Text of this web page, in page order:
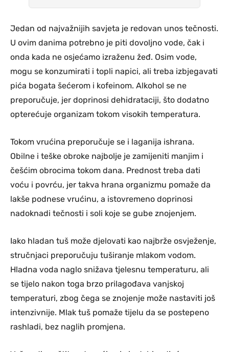
Jedan od najvažnijih savjeta je redovan unos tečnosti.
U ovim danima potrebno je piti dovoljno vode, čak i
onda kada ne osjećamo izraženu žeđ. Osim vode,
mogu se konzumirati i topli napici, ali treba izbjegavati
pića bogata šećerom i kofeinom. Alkohol se ne
preporučuje, jer doprinosi dehidrataciji, što dodatno
opterećuje organizam tokom visokih temperatura.
Tokom vrućina preporučuje se i laganija ishrana.
Obilne i teške obroke najbolje je zamijeniti manjim i
češćim obrocima tokom dana. Prednost treba dati
voću i povrću, jer takva hrana organizmu pomaže da
lakše podnese vrućinu, a istovremeno doprinosi
nadoknadi tečnosti i soli koje se gube znojenjem.
Iako hladan tuš može djelovati kao najbrže osvježenje,
stručnjaci preporučuju tuširanje mlakom vodom.
Hladna voda naglo snižava tjelesnu temperaturu, ali
se tijelo nakon toga brzo prilagođava vanjskoj
temperaturi, zbog čega se znojenje može nastaviti još
intenzivnije. Mlak tuš pomaže tijelu da se postepeno
rashladi, bez naglih promjena.